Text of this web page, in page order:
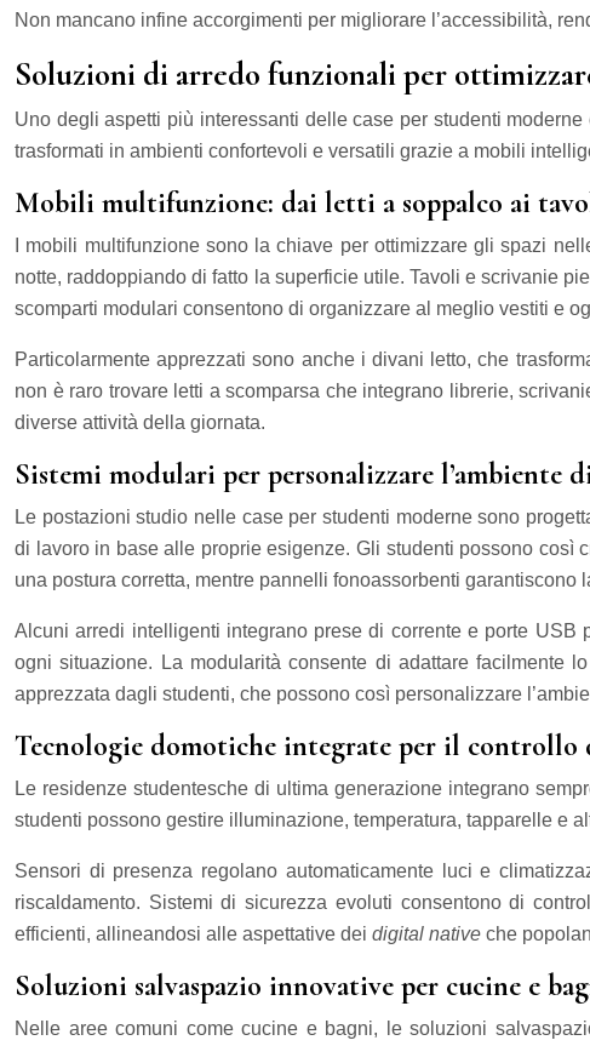
Non mancano infine accorgimenti per migliorare l’accessibilità,
Soluzioni di arredo funzionali per
Uno degli aspetti più interessanti delle case per studenti
trasformati in ambienti confortevoli e versatili grazie a mobili
Mobili multifunzione: dai letti a soppalco ai
I mobili multifunzione sono la chiave per ottimizzare gli spazi
notte, raddoppiando di fatto la superficie utile. Tavoli e scrivanie
scomparti modulari consentono di organizzare al meglio vestiti e
Particolarmente apprezzati sono anche i divani letto, che
non è raro trovare letti a scomparsa che integrano librerie,
diverse attività della giornata.
Sistemi modulari per personalizzare l’ambiente
Le postazioni studio nelle case per studenti moderne sono
di lavoro in base alle proprie esigenze. Gli studenti possono così
una postura corretta, mentre pannelli fonoassorbenti garantiscono
Alcuni arredi intelligenti integrano prese di corrente e porte
ogni situazione. La modularità consente di adattare facilmente
apprezzata dagli studenti, che possono così personalizzare
Tecnologie domotiche integrate per il controllo
Le residenze studentesche di ultima generazione integrano
studenti possono gestire illuminazione, temperatura, tapparelle e
Sensori di presenza regolano automaticamente luci e
riscaldamento. Sistemi di sicurezza evoluti consentono di
efficienti, allineandosi alle aspettative dei digital native che
Soluzioni salvaspazio innovative per cucine e
Nelle aree comuni come cucine e bagni, le soluzioni